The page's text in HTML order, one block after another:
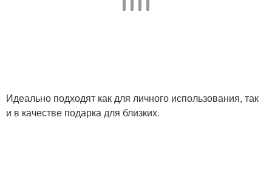
Идеально подходят как для личного использования, так
и в качестве подарка для близких.